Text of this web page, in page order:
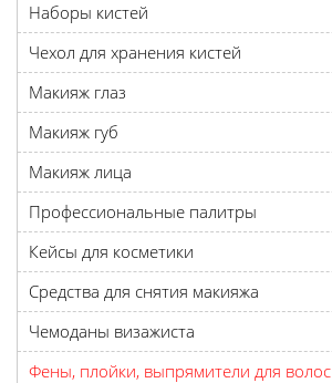
Наборы кистей
Чехол для хранения кистей
Макияж глаз
Макияж губ
Макияж лица
Профессиональные палитры
Кейсы для косметики
Средства для снятия макияжа
Чемоданы визажиста
Фены, плойки, выпрямители для волос